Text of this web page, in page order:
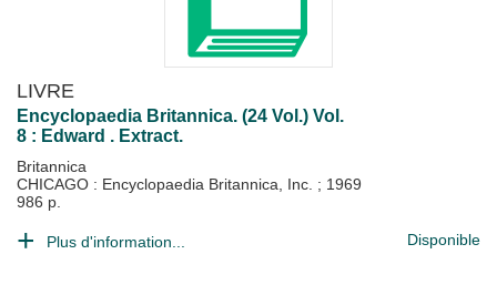
LIVRE
Encyclopaedia Britannica. (24 Vol.) Vol.
8 : Edward . Extract.
Britannica
CHICAGO : Encyclopaedia Britannica, Inc. ; 1969
986 p.
Plus d'information... Disponible